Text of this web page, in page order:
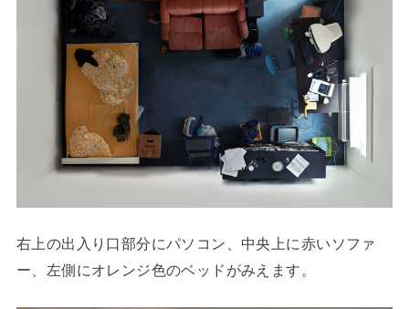
右上の出入り口部分にパソコン、中央上に赤いソファ
ー、左側にオレンジ色のベッドがみえます。